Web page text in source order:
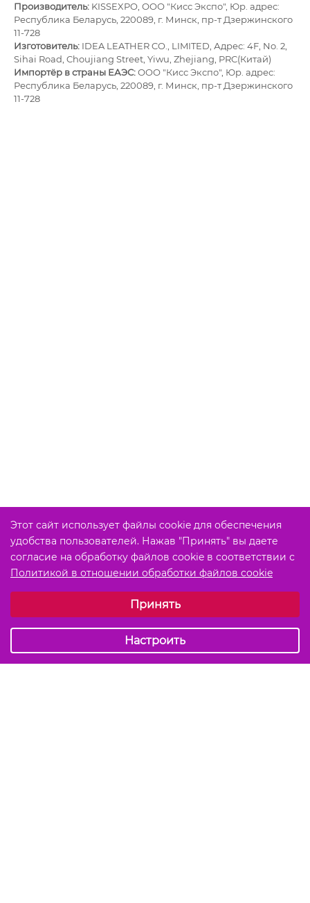
Производитель: KISSEXPO, ОOО "Кисс Экспо", Юр. адрес:
Республика Беларусь, 220089, г. Минск, пр-т Дзержинского
11-728
Изготовитель: IDEA LEATHER CO., LIMITED, Адрес: 4F, No. 2,
Sihai Road, Choujiang Street, Yiwu, Zhejiang, PRC(Китай)
Импортёр в страны ЕАЭС:ОOО "Кисс Экспо", Юр. адрес:
Республика Беларусь, 220089, г. Минск, пр-т Дзержинского
11-728
Этот сайт использует файлы cookie для обеспечения
удобства пользователей. Нажав "Принять" вы даете
согласие на обработку файлов cookie в соответствии с
Политикой в отношении обработки файлов cookie
Обязательные (технические)Принять
Настроить